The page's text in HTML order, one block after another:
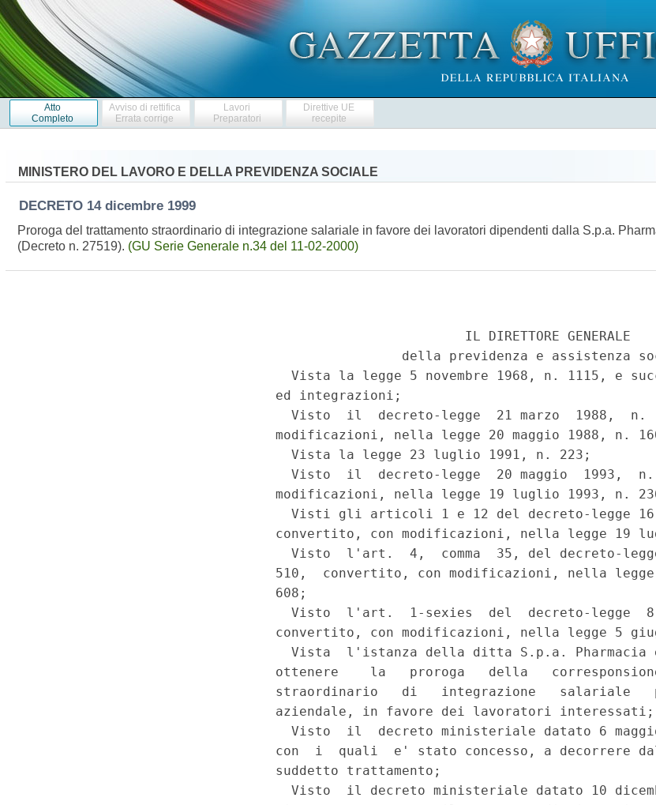
Atto
Completo
Avviso di rettifica
Errata corrige
Lavori
Preparatori
Direttive UE
recepite
MINISTERO DEL LAVORO E DELLA PREVIDENZA SOCIALE
DECRETO 14 dicembre 1999
Proroga del trattamento straordinario di integrazione salariale in favore dei lavoratori dipendenti dalla S.p.a.
(Decreto n. 27519). (GU Serie Generale n.34 del 11-02-2000)